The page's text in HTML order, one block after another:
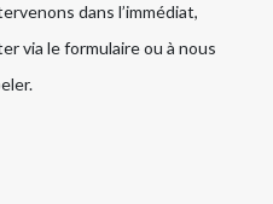
dans l’immédiat,
via le formulaire ou à nous